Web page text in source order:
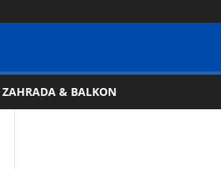
ZAHRADA & BALKON